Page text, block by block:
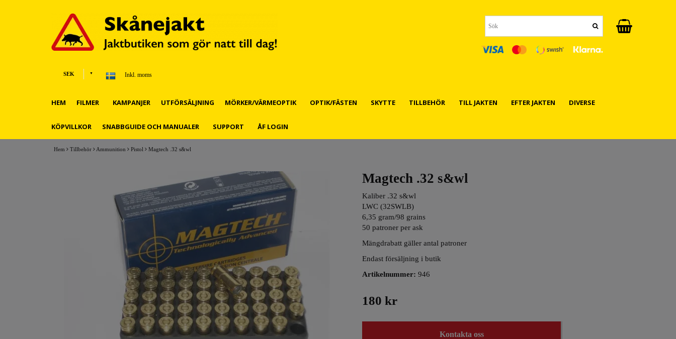
Hem Tillbehör Ammunition Pistol Magtech .32 s&wl
Magtech .32 s&wl
Kaliber .32 s&wl
LWC (32SWLB)
6,35 gram/98 grains
50 patroner per ask
Mängdrabatt gäller antal patroner
Endast försäljning i butik
Artikelnummer: 946
180 kr
Kontakta oss
SEK Inkl. moms
HEM FILMER KAMPANJER UTFÖRSÄLJNING MÖRKER/VÄRMEOPTIK OPTIK/FÄSTEN SKYTTE TILLBEHÖR TILL JAKTEN EFTER JAKTEN DIVERSE
KÖPVILLKOR SNABBGUIDE OCH MANUALER SUPPORT ÅF LOGIN